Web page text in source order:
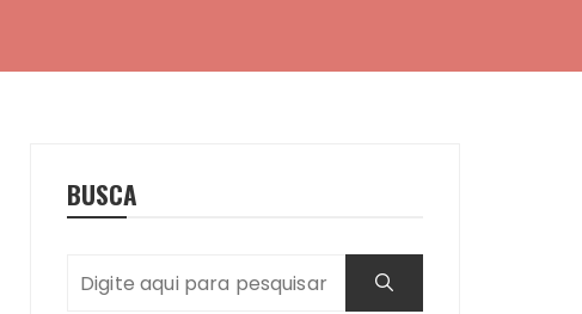
BUSCA